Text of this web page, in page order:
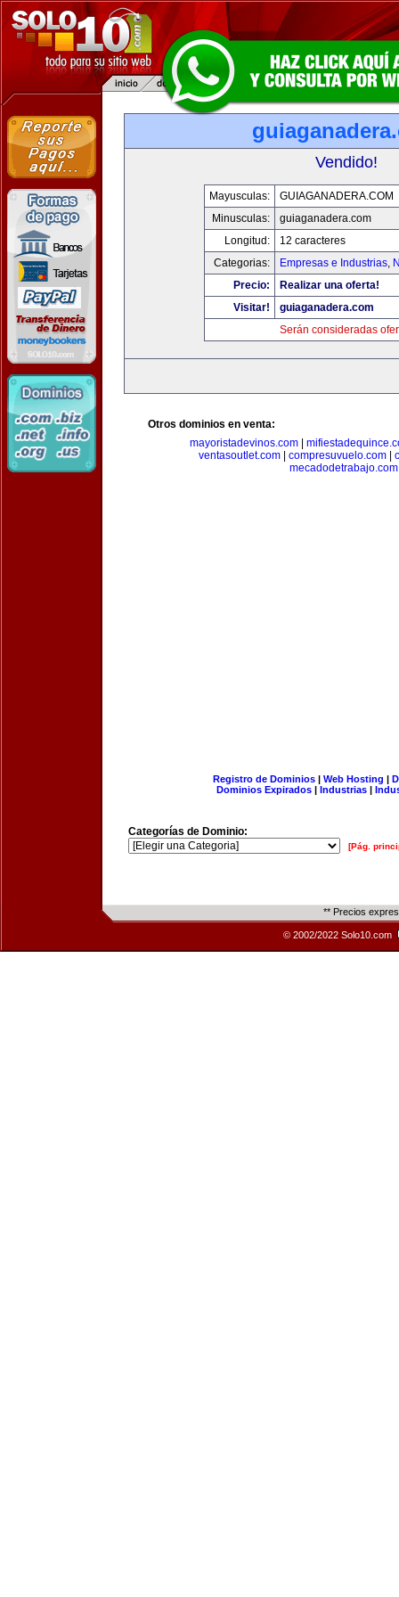
Vendido!
Mayusculas:
GUIAGANADERA.COM
Minusculas:
guiaganadera.com
Longitud:
12 caracteres
Categorias:
Empresas e Industrias,
Precio:
Realizar una oferta!
Visitar!
guiaganadera.com
Serán consideradas
Otros dominios en venta:
mayoristadevinos.com
ventasoutlet.com
compresuvuelo.com
mecadodetrabajo.com
Registro de Dominios| Web Hosting |
Dominios Expirados | Industrias |
Categorías de Dominio:
[Pág.
** Precios
© 2002/2022 Solo10.com